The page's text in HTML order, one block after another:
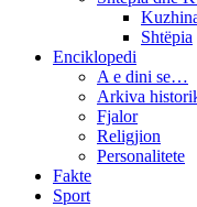
Shtëpia
Enciklopedi
A e dini se…
Arkiva
Fjalor
Religjion
Personalitete
Fakte
Sport